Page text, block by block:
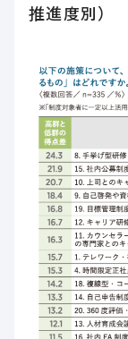
推進度別）